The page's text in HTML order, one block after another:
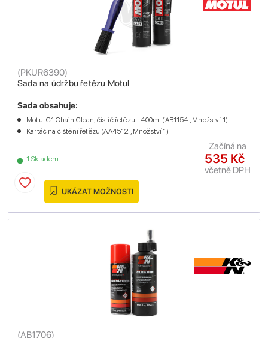
Sada na údržbu řetězu Motul
(PKUR6390)
1 Skladem
Sada obsahuje:
Motul C1 Chain Clean, čistič řetězu - 400ml (AB1154 , Množství 1)
Kartáč na čištění řetězu (AA4512 , Množství 1)
535 Kč
včetně DPH
Začíná na
UKÁZAT MOŽNOSTI
(AB1706)